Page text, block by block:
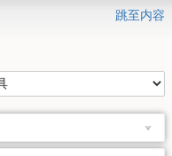
跳至内容